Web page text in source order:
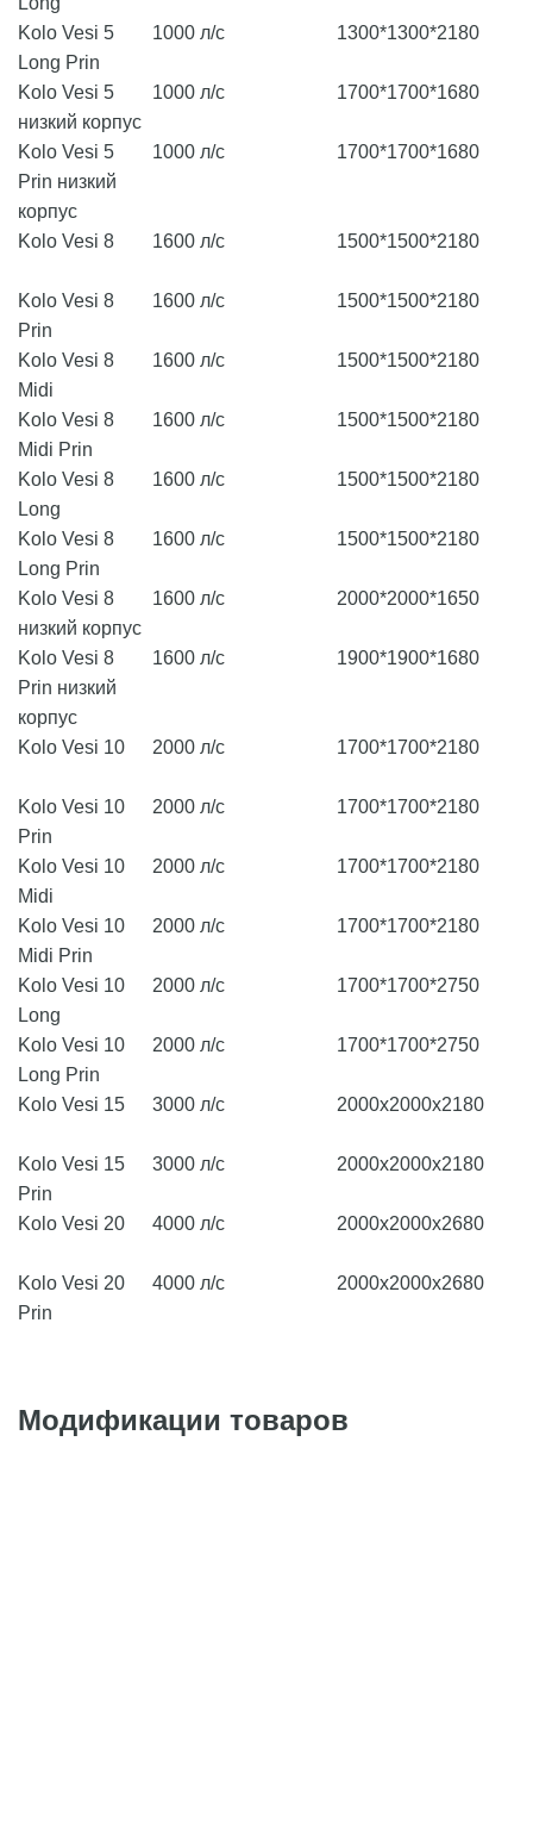
Kolo Vesi 5
Long Prin
1000 л/с 1300*1300*2180
Kolo Vesi 5
низкий корпус
1000 л/с 1700*1700*1680
Kolo Vesi 5
Prin низкий
корпус
1000 л/с 1700*1700*1680
Kolo Vesi 8 1600 л/с 1500*1500*2180
Kolo Vesi 8
Prin
1600 л/с 1500*1500*2180
Kolo Vesi 8
Midi
1600 л/с 1500*1500*2180
Kolo Vesi 8
Midi Prin
1600 л/с 1500*1500*2180
Kolo Vesi 8
Long
1600 л/с 1500*1500*2180
Kolo Vesi 8
Long Prin
1600 л/с 1500*1500*2180
Kolo Vesi 8
низкий корпус
1600 л/с 2000*2000*1650
Kolo Vesi 8
Prin низкий
корпус
1600 л/с 1900*1900*1680
Kolo Vesi 10 2000 л/с 1700*1700*2180
Kolo Vesi 10
Prin
2000 л/с 1700*1700*2180
Kolo Vesi 10
Midi
2000 л/с 1700*1700*2180
Kolo Vesi 10
Midi Prin
2000 л/с 1700*1700*2180
Kolo Vesi 10
Long
2000 л/с 1700*1700*2750
Kolo Vesi 10
Long Prin
2000 л/с 1700*1700*2750
Kolo Vesi 15 3000 л/с 2000х2000х2180
Kolo Vesi 15
Prin
3000 л/с 2000х2000х2180
Kolo Vesi 20 4000 л/с 2000х2000х2680
Kolo Vesi 20
Prin
4000 л/с 2000х2000х2680
Модификации товаров